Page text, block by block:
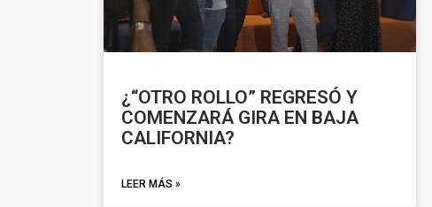
¿“OTRO ROLLO” REGRESÓ Y
COMENZARÁ GIRA EN BAJA
CALIFORNIA?
LEER MÁS »